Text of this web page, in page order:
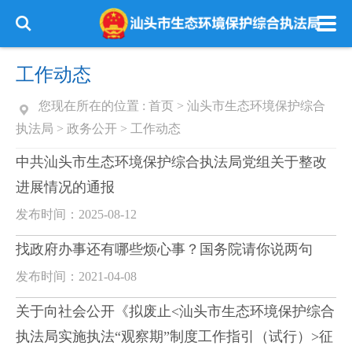
工作动态
您现在所在的位置 : 首页 > 汕头市生态环境保护综合
执法局 > 政务公开 > 工作动态
中共汕头市生态环境保护综合执法局党组关于整改
进展情况的通报
发布时间：2025-08-12
找政府办事还有哪些烦心事？国务院请你说两句
发布时间：2021-04-08
关于向社会公开《拟废止<汕头市生态环境保护综合
执法局实施执法“观察期”制度工作指引（试行）>征